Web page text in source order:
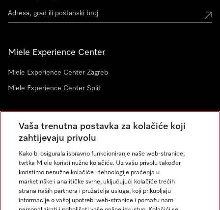
Miele Experience Center
Miele Experience Center Zagreb
Miele Experience Center Split
Newsletter
Vaša trenutna postavka za kolačiće koji
zahtijevaju privolu
Kako bi osigurala ispravno funkcioniranje naše web-stranice,
tvrtka Miele koristi nužne kolačiće. Uz vašu privolu također
koristimo nenužne kolačiće i tehnologije praćenja u
marketinške i analitičke svrhe, uključujući kolačiće trećih
strana naših partnera i pružatelja usluga, koji prikupljaju
informacije o vašoj upotrebi web-stranice i pomažu nam